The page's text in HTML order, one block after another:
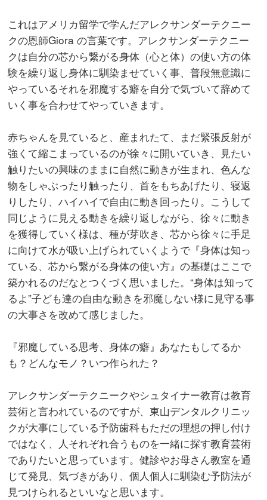
これはアメリカ留学で学んだアレクサンダーテクニー
クの恩師Giora の言葉です。アレクサンダーテクニー
クは自分の芯から繋がる身体（心と体）の使い方の体
験を繰り返し身体に馴染ませていく事、普段無意識に
やっているそれを邪魔する癖を自分で気づいて辞めて
いく事を合わせてやっていきます。
赤ちゃんを見ていると、産まれたて、まだ緊張反射が
強くて縮こまっているのが徐々に開いていき、見たい
触りたいの興味のままに自然に動きが生まれ、色んな
物をしゃぶったり触ったり、首をもちあげたり、寝返
りしたり、ハイハイで自由に動き回ったり。こうして
同じように見える動きを繰り返しながら、徐々に動き
を獲得していく様は、種が芽吹き、芯から徐々に手足
に向けて水が吸い上げられていくようで『身体は知っ
ている、芯から繋がる身体の使い方』の基礎はここで
築かれるのだなとつくづく思いました。“身体は知って
るよ”子ども達の自由な動きを邪魔しない様に見守る事
の大事さを改めて感じました。
『邪魔している思考、身体の癖』あなたもしてるか
も？どんなモノ？いつ作られた？
アレクサンダーテクニークやシュタイナー教育は教育
芸術と言われているのですが、東山デンタルクリニッ
クが大事にしている予防歯科もただの理想の押し付け
ではなく、人それぞれ合うものを一緒に探す教育芸術
でありたいと思っています。健診やお母さん教室を通
じて発見、気づきがあり、個人個人に馴染む予防法が
見つけられるといいなと思います。